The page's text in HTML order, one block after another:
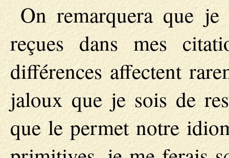
On remarquera que je
reçues dans mes
différences affectent
jaloux que je sois de
que le permet notre